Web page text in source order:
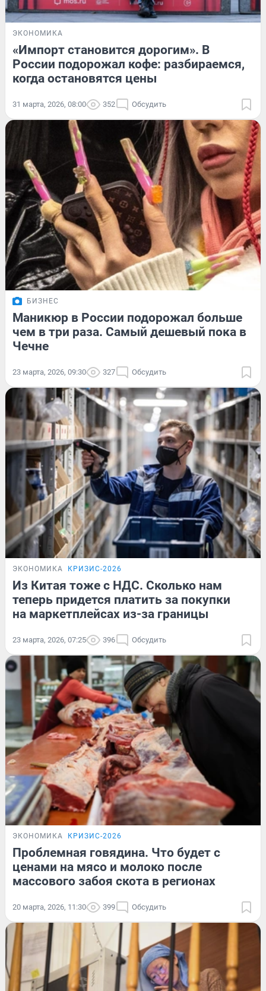
ЭКОНОМИКА
«Импорт становится дорогим». В
России подорожал кофе: разбираемся,
когда остановятся цены
31 марта, 2026, 08:00 352 Обсудить
БИЗНЕС
Маникюр в России подорожал больше
чем в три раза. Самый дешевый пока в
Чечне
23 марта, 2026, 09:30 327 Обсудить
ЭКОНОМИКА КРИЗИС-2026
Из Китая тоже с НДС. Сколько нам
теперь придется платить за покупки
на маркетплейсах из-за границы
23 марта, 2026, 07:25 396 Обсудить
ЭКОНОМИКА КРИЗИС-2026
Проблемная говядина. Что будет с
ценами на мясо и молоко после
массового забоя скота в регионах
20 марта, 2026, 11:30 399 Обсудить